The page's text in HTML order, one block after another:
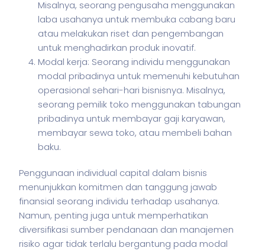
Misalnya, seorang pengusaha menggunakan
laba usahanya untuk membuka cabang baru
atau melakukan riset dan pengembangan
untuk menghadirkan produk inovatif.
Modal kerja: Seorang individu menggunakan
modal pribadinya untuk memenuhi kebutuhan
operasional sehari-hari bisnisnya. Misalnya,
seorang pemilik toko menggunakan tabungan
pribadinya untuk membayar gaji karyawan,
membayar sewa toko, atau membeli bahan
baku.
Penggunaan individual capital dalam bisnis
menunjukkan komitmen dan tanggung jawab
finansial seorang individu terhadap usahanya.
Namun, penting juga untuk memperhatikan
diversifikasi sumber pendanaan dan manajemen
risiko agar tidak terlalu bergantung pada modal